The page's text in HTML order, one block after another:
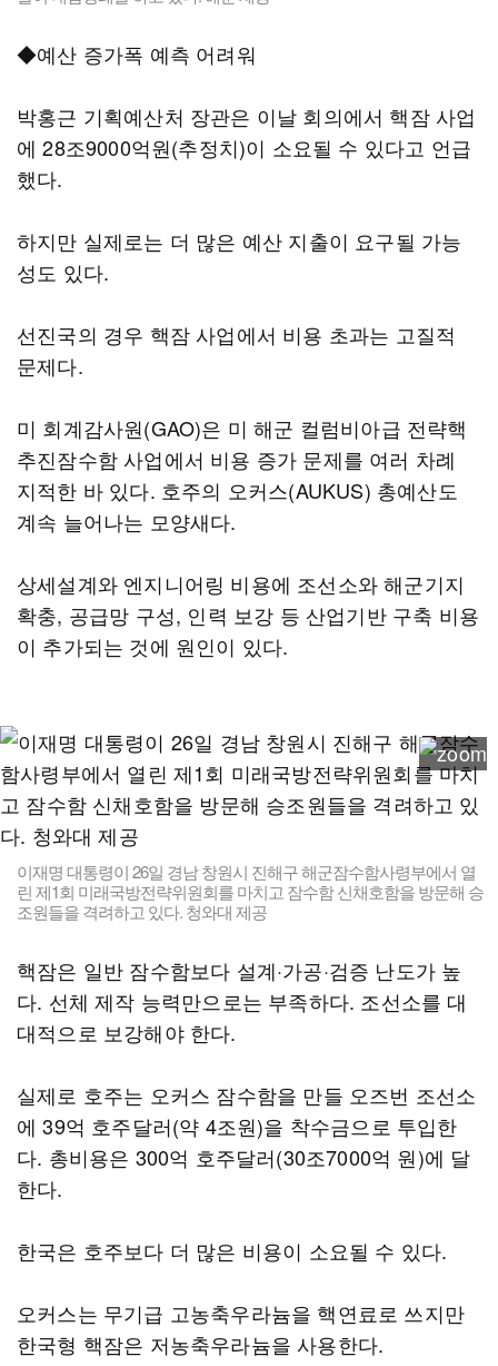
◆예산 증가폭 예측 어려워
박홍근 기획예산처 장관은 이날 회의에서 핵잠 사업
에 28조9000억원(추정치)이 소요될 수 있다고 언급
했다.
하지만 실제로는 더 많은 예산 지출이 요구될 가능
성도 있다.
선진국의 경우 핵잠 사업에서 비용 초과는 고질적
문제다.
미 회계감사원(GAO)은 미 해군 컬럼비아급 전략핵
추진잠수함 사업에서 비용 증가 문제를 여러 차례
지적한 바 있다. 호주의 오커스(AUKUS) 총예산도
계속 늘어나는 모양새다.
상세설계와 엔지니어링 비용에 조선소와 해군기지
확충, 공급망 구성, 인력 보강 등 산업기반 구축 비용
이 추가되는 것에 원인이 있다.
이재명 대통령이 26일 경남 창원시 진해구 해군잠수함사령부에서 열
린 제1회 미래국방전략위원회를 마치고 잠수함 신채호함을 방문해 승
조원들을 격려하고 있다. 청와대 제공
핵잠은 일반 잠수함보다 설계·가공·검증 난도가 높
다. 선체 제작 능력만으로는 부족하다. 조선소를 대
대적으로 보강해야 한다.
실제로 호주는 오커스 잠수함을 만들 오즈번 조선소
에 39억 호주달러(약 4조원)을 착수금으로 투입한
다. 총비용은 300억 호주달러(30조7000억 원)에 달
한다.
한국은 호주보다 더 많은 비용이 소요될 수 있다.
오커스는 무기급 고농축우라늄을 핵연료로 쓰지만
한국형 핵잠은 저농축우라늄을 사용한다.